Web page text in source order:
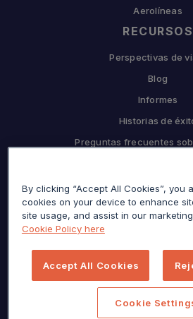
Aerolíneas
RECURSOS
Perspectivas de
Blog
Informes
Historias de
Preguntas frecuentes
Por qué Sojern
Prensa
Centro de
By clicking “Accept All Cookies”, you
cookies on your device to enhance
site usage, and assist in our
Cookie Policy here
Accept All Cookies
Cookie